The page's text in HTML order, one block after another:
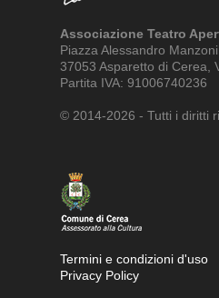
Associazione Teatro
Piazza Alessandro Manzoni
37053 Asparetto di Cerea,
Partita IVA: 91006740236
© 2014-2026 - Tutti i diritti
Termini e condizioni d'uso
Privacy Policy